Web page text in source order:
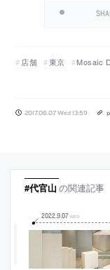
店舗 東京 Mosaic
2017.06.07 Wed 13:59
#代官山 の関連記事
2022.9.07 WED